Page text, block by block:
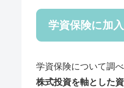
学資保険に加
学資保険について調
株式投資を軸とした